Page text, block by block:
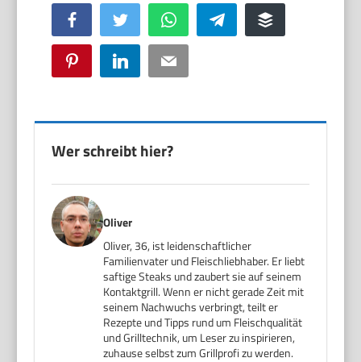
Facebook Twitter WhatsApp Telegram Buffer
Pinterest LinkedIn Email
Wer schreibt hier?
Oliver
Oliver, 36, ist leidenschaftlicher
Familienvater und Fleischliebhaber. Er liebt
saftige Steaks und zaubert sie auf seinem
Kontaktgrill. Wenn er nicht gerade Zeit mit
seinem Nachwuchs verbringt, teilt er
Rezepte und Tipps rund um Fleischqualität
und Grilltechnik, um Leser zu inspirieren,
zuhause selbst zum Grillprofi zu werden.